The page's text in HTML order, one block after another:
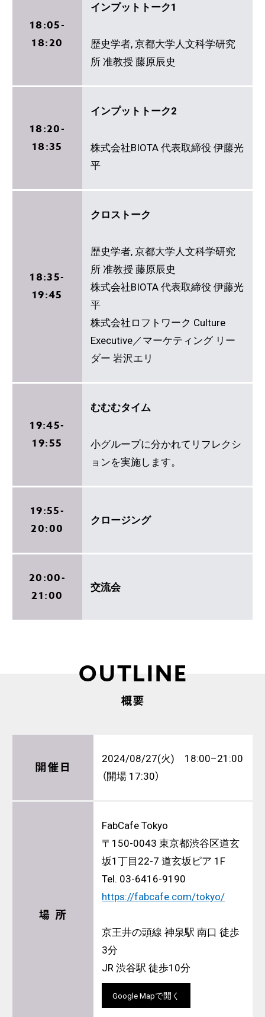
18:05-
18:20
インプットトーク1
歴史学者, 京都大学人文科学研究
所 准教授 藤原辰史
18:20-
18:35
インプットトーク2
株式会社BIOTA 代表取締役 伊藤光
平
18:35-
19:45
クロストーク
歴史学者, 京都大学人文科学研究
所 准教授 藤原辰史
株式会社BIOTA 代表取締役 伊藤光
平
株式会社ロフトワーク Culture
Executive／マーケティング リー
ダー 岩沢エリ
19:45-
19:55
むむむタイム
小グループに分かれてリフレクシ
ョンを実施します。
19:55-
20:00
クロージング
20:00-
21:00
交流会
OUTLINE
概要
開催日
2024/08/27(火) 18:00–21:00
（開場 17:30）
場 所
FabCafe Tokyo
〒150-0043 東京都渋谷区道玄
坂1丁目22-7 道玄坂ピア 1F
Tel. 03-6416-9190
https://fabcafe.com/tokyo/
京王井の頭線 神泉駅 南口 徒歩
3分
JR 渋谷駅 徒歩10分
Google Mapで開く